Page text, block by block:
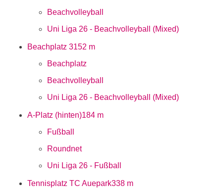
Beachvolleyball
Uni Liga 26 - Beachvolleyball (Mixed)
Beachplatz 3152 m
Beachplatz
Beachvolleyball
Uni Liga 26 - Beachvolleyball (Mixed)
A-Platz (hinten)184 m
Fußball
Roundnet
Uni Liga 26 - Fußball
Tennisplatz TC Auepark338 m